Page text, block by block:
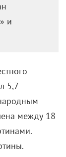
и
5,7
между 18